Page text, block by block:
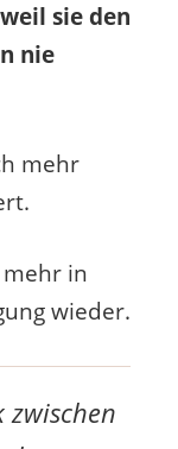
sie den
nie
mehr
in
wieder.
zwischen